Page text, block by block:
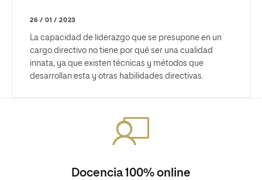
26 / 01 / 2023
La capacidad de liderazgo que se presupone en un
cargo directivo no tiene por qué ser una cualidad
innata, ya que existen técnicas y métodos que
desarrollan esta y otras habilidades directivas.
Docencia 100% online